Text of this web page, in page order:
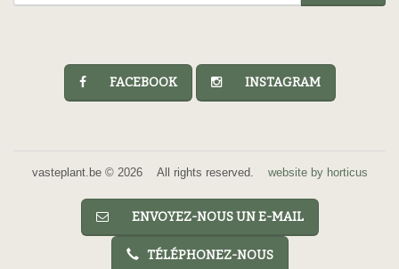
FACEBOOK INSTAGRAM
vasteplant.be © 2026 All rights reserved. website by horticus
ENVOYEZ-NOUS UN E-MAIL
TÉLÉPHONEZ-NOUS